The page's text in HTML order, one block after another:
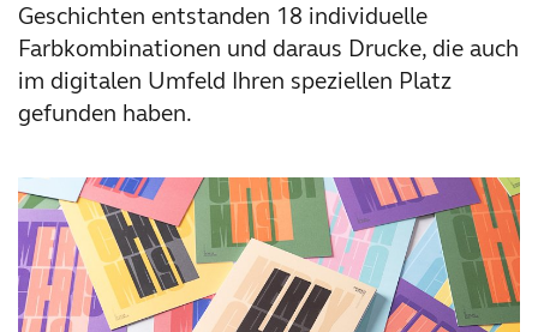
Geschichten entstanden 18 individuelle
Farbkombinationen und daraus Drucke, die auch
im digitalen Umfeld Ihren speziellen Platz
gefunden haben.